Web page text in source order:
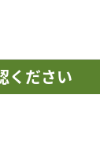
ください